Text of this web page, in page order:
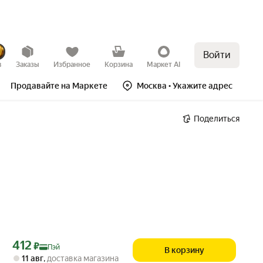
Заказы Избранное Корзина Маркет AI
Войти
Продавайте на Маркете Москва • Укажите адрес
Поделиться
Цена с картой Яндекс Пэй 412 ₽ вместо
412 ₽ Пэй
11 авг, доставка магазина
В корзину